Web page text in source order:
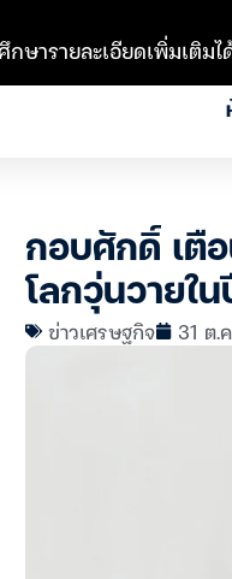
กอบศักดิ์ เตื
โลกวุ่นวายใ
ข่าวเศรษฐกิจ 31 ต.
ษารายละเอียดเพิ่มเติม